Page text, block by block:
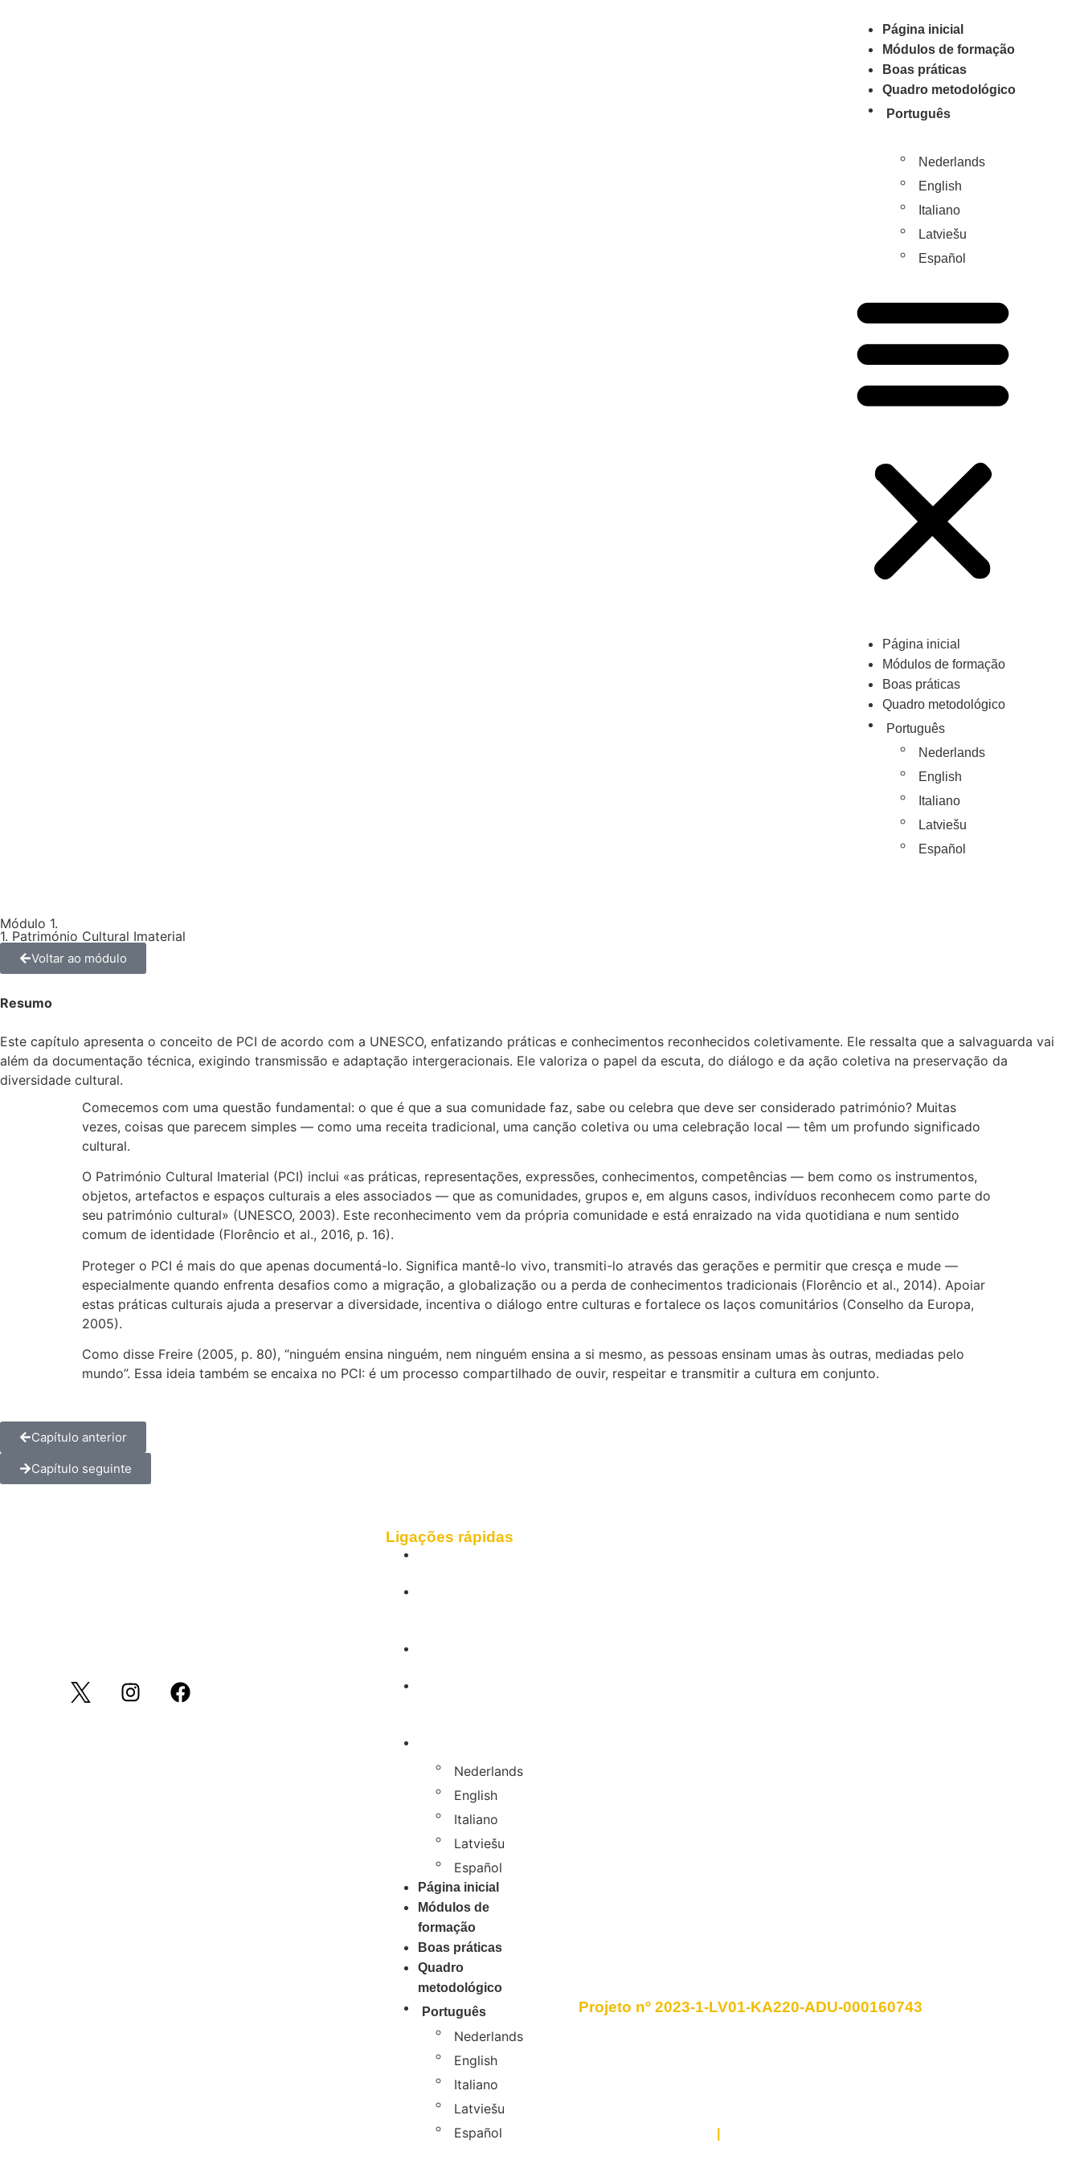
Página inicial
Módulos de formação
Boas práticas
Quadro metodológico
Português
Nederlands
English
Italiano
Latviešu
Español
Página inicial
Módulos de formação
Boas práticas
Quadro metodológico
Português
Nederlands
English
Italiano
Latviešu
Español
Módulo 1.
1. Património Cultural Imaterial
Voltar ao módulo
Resumo
Este capítulo apresenta o conceito de PCI de acordo com a UNESCO, enfatizando práticas e conhecimentos reconhecidos coletivamente. Ele ressalta que a salvaguarda vai
além da documentação técnica, exigindo transmissão e adaptação intergeracionais. Ele valoriza o papel da escuta, do diálogo e da ação coletiva na preservação da
diversidade cultural.
Comecemos com uma questão fundamental: o que é que a sua comunidade faz, sabe ou celebra que deve ser considerado património? Muitas
vezes, coisas que parecem simples — como uma receita tradicional, uma canção coletiva ou uma celebração local — têm um profundo significado
cultural.
O Património Cultural Imaterial (PCI) inclui «as práticas, representações, expressões, conhecimentos, competências — bem como os instrumentos,
objetos, artefactos e espaços culturais a eles associados — que as comunidades, grupos e, em alguns casos, indivíduos reconhecem como parte do
seu património cultural» (UNESCO, 2003). Este reconhecimento vem da própria comunidade e está enraizado na vida quotidiana e num sentido
comum de identidade (Florêncio et al., 2016, p. 16).
Proteger o PCI é mais do que apenas documentá-lo. Significa mantê-lo vivo, transmiti-lo através das gerações e permitir que cresça e mude —
especialmente quando enfrenta desafios como a migração, a globalização ou a perda de conhecimentos tradicionais (Florêncio et al., 2014). Apoiar
estas práticas culturais ajuda a preservar a diversidade, incentiva o diálogo entre culturas e fortalece os laços comunitários (Conselho da Europa,
2005).
Como disse Freire (2005, p. 80), “ninguém ensina ninguém, nem ninguém ensina a si mesmo, as pessoas ensinam umas às outras, mediadas pelo
mundo”. Essa ideia também se encaixa no PCI: é um processo compartilhado de ouvir, respeitar e transmitir a cultura em conjunto.
Capítulo anterior
Capítulo seguinte
Ligações rápidas
Nederlands
English
Italiano
Latviešu
Español
Página inicial
Módulos de
formação
Boas práticas
Quadro
metodológico
Português
Nederlands
English
Italiano
Latviešu
Español
Projeto nº 2023-1-LV01-KA220-ADU-000160743